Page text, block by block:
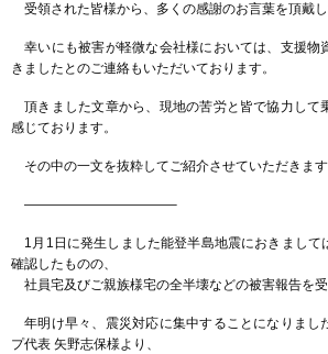
受領された皆様から、多くの感謝のお言葉を頂戴し
幸いにも被害が軽微な会社様においては、支援物
きましたとのご連絡もいただいております。
頂きました文章から、現地の苦労と皆で協力して
感じております。
その中の一文を抜粋してご紹介させていただきます
———————————–
1月1日に発生しました能登半島地震におきまして
確認したものの、
社員宅及びご親族様宅の全半壊などの被害報告を受
年明け早々、震災対応に集中することになりまし
プ代表 矢野志保様より、